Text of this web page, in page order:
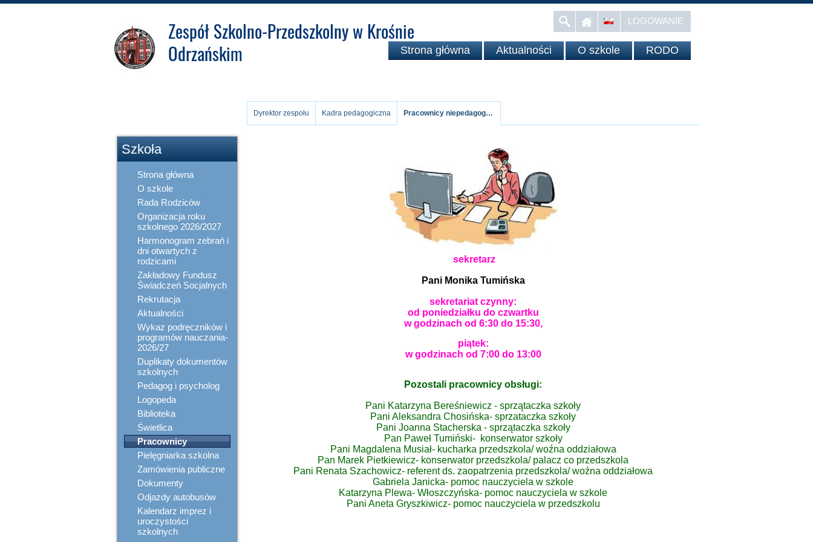
LOGOWANIE
Zespół Szkolno-Przedszkolny w Krośnie
Odrzańskim
Strona główna Aktualności O szkole RODO
Szkoła
Strona główna
O szkole
Rada Rodziców
Organizacja roku
szkolnego 2026/2027
Harmonogram zebrań i
dni otwartych z
rodzicami
Zakładowy Fundusz
Świadczeń Socjalnych
Rekrutacja
Aktualności
Wykaz podręczników i
programów nauczania-
2026/27
Duplikaty dokumentów
szkolnych
Pedagog i psycholog
Logopeda
Biblioteka
Świetlica
Pracownicy
Pielęgniarka szkolna
Zamówienia publiczne
Dokumenty
Odjazdy autobusów
Kalendarz imprez i
uroczystości
szkolnych
Dyrektor zespołu Kadra pedagogiczna Pracownicy niepedagogiczni
sekretarz
Pani Monika Tumińska
sekretariat czynny:
od poniedziałku do czwartku
w godzinach od 6:30 do 15:30,
piątek:
w godzinach od 7:00 do 13:00
Pozostali pracownicy obsługi:
Pani Katarzyna Bereśniewicz - sprzątaczka szkoły
Pani Aleksandra Chosińska- sprzataczka szkoły
Pani Joanna Stacherska - sprzątaczka szkoły
Pan Paweł Tumiński- konserwator szkoły
Pani Magdalena Musiał- kucharka przedszkola/ woźna oddziałowa
Pan Marek Pietkiewicz- konserwator przedszkola/ palacz co przedszkola
Pani Renata Szachowicz- referent ds. zaopatrzenia przedszkola/ woźna oddziałowa
Gabriela Janicka- pomoc nauczyciela w szkole
Katarzyna Plewa- Włoszczyńska- pomoc nauczyciela w szkole
Pani Aneta Gryszkiwicz- pomoc nauczyciela w przedszkolu